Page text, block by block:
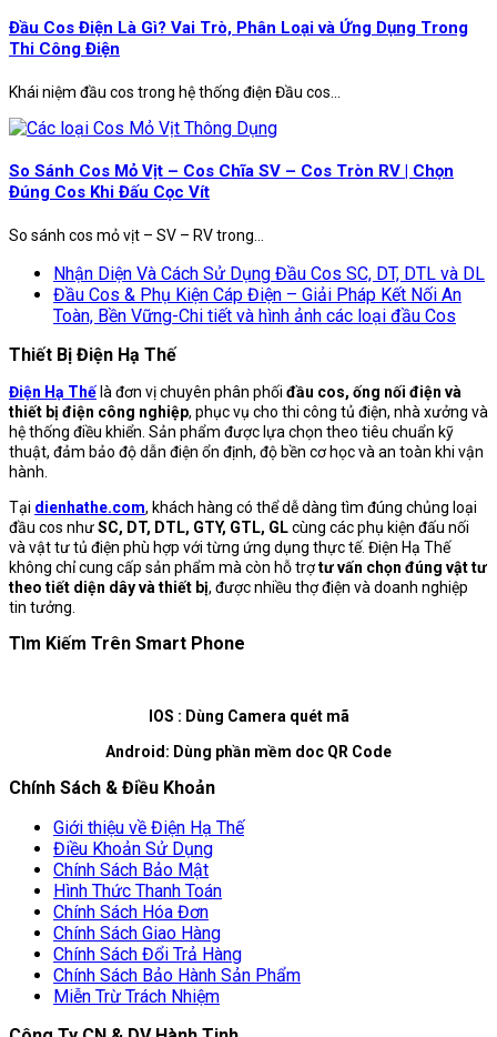
Đầu Cos Điện Là Gì? Vai Trò, Phân Loại và Ứng Dụng Trong
Thi Công Điện
Khái niệm đầu cos trong hệ thống điện Đầu cos...
So Sánh Cos Mỏ Vịt – Cos Chĩa SV – Cos Tròn RV | Chọn
Đúng Cos Khi Đấu Cọc Vít
So sánh cos mỏ vịt – SV – RV trong...
Nhận Diện Và Cách Sử Dụng Đầu Cos SC, DT, DTL và DL
Đầu Cos & Phụ Kiện Cáp Điện – Giải Pháp Kết Nối An
Toàn, Bền Vững-Chi tiết và hình ảnh các loại đầu Cos
Thiết Bị Điện Hạ Thế
Điện Hạ Thế là đơn vị chuyên phân phối đầu cos, ống nối điện và
thiết bị điện công nghiệp, phục vụ cho thi công tủ điện, nhà xưởng và
hệ thống điều khiển. Sản phẩm được lựa chọn theo tiêu chuẩn kỹ
thuật, đảm bảo độ dẫn điện ổn định, độ bền cơ học và an toàn khi vận
hành.
Tại dienhathe.com, khách hàng có thể dễ dàng tìm đúng chủng loại
đầu cos nhưSC, DT, DTL, GTY, GTL, GLcùng các phụ kiện đấu nối
và vật tư tủ điện phù hợp với từng ứng dụng thực tế. Điện Hạ Thế
không chỉ cung cấp sản phẩm mà còn hỗ trợtư vấn chọn đúng vật tư
theo tiết diện dây và thiết bị, được nhiều thợ điện và doanh nghiệp
tin tưởng.
Tìm Kiếm Trên Smart Phone
IOS : Dùng Camera quét mã
Android: Dùng phần mềm doc QR Code
Chính Sách & Điều Khoản
Giới thiệu về Điện Hạ Thế
Điều Khoản Sử Dụng
Chính Sách Bảo Mật
Hình Thức Thanh Toán
Chính Sách Hóa Đơn
Chính Sách Giao Hàng
Chính Sách Đổi Trả Hàng
Chính Sách Bảo Hành Sản Phẩm
Miễn Trừ Trách Nhiệm